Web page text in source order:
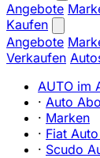
Angebote
Kaufen
Angebote
Verkaufen
AUTO im
· Auto Abo
· Marken
· Fiat
· Scudo